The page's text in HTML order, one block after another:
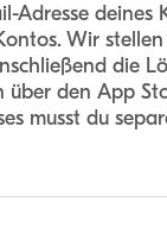
Adresse deines
Wir
die
über den App
musst du